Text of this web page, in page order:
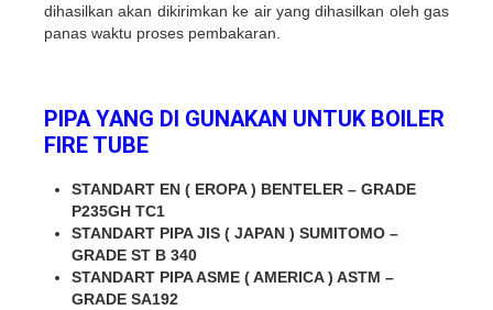
dihasilkan akan dikirimkan ke air yang dihasilkan oleh gas
panas waktu proses pembakaran.
PIPA YANG DI GUNAKAN UNTUK BOILER
FIRE TUBE
STANDART EN ( EROPA ) BENTELER – GRADE
P235GH TC1
STANDART PIPA JIS ( JAPAN ) SUMITOMO –
GRADE ST B 340
STANDART PIPA ASME ( AMERICA ) ASTM –
GRADE SA192